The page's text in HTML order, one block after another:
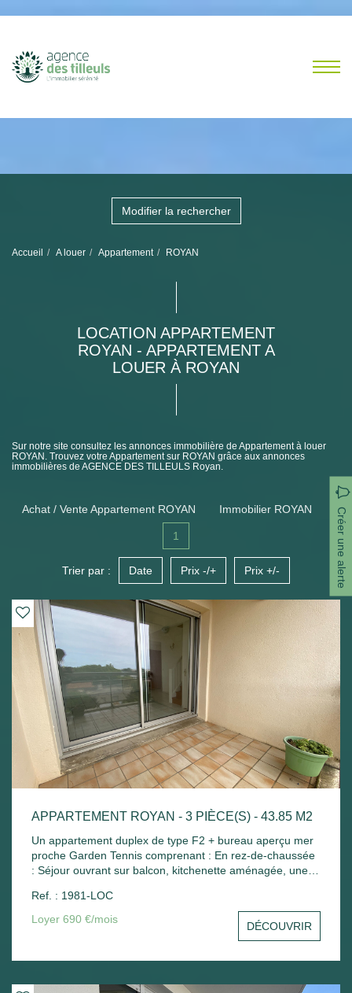
Modifier la rechercher
Accueil A louer Appartement ROYAN
LOCATION APPARTEMENT
ROYAN - APPARTEMENT A
LOUER À ROYAN
Sur notre site consultez les annonces immobilière de Appartement à louer
ROYAN. Trouvez votre Appartement sur ROYAN grâce aux annonces
immobilières de AGENCE DES TILLEULS Royan.
Achat / Vente Appartement ROYAN Immobilier ROYAN Créer une alerte
1
Trier par : Date Prix -/+ Prix +/-
APPARTEMENT ROYAN - 3 PIÈCE(S) - 43.85 M2
Un appartement duplex de type F2 + bureau aperçu mer
proche Garden Tennis comprenant : En rez-de-chaussée
: Séjour ouvrant sur balcon, kitchenette aménagée, une
avec placard, une chambre mansardée, salle de bains
avec placard. Place de parking - Chauffage électrique.
Ref. : 1981-LOC
Loyer 690 €/mois
DÉCOUVRIR